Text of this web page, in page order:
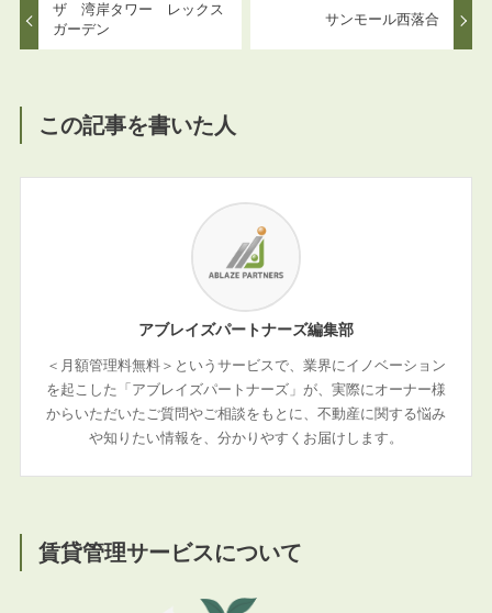
ザ 湾岸タワー レックス
ガーデン
サンモール西落合
この記事を書いた人
アブレイズパートナーズ編集部
＜月額管理料無料＞というサービスで、業界にイノベーション
を起こした「アブレイズパートナーズ」が、実際にオーナー様
からいただいたご質問やご相談をもとに、不動産に関する悩み
や知りたい情報を、分かりやすくお届けします。
賃貸管理サービスについて